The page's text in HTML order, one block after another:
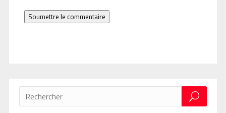
Soumettre le commentaire